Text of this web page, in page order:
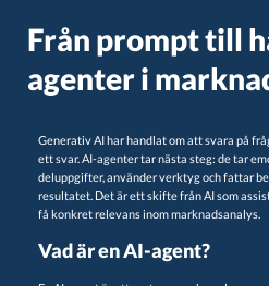
Från prompt till
agenter i
Generativ AI har handlat om att svara på
ett svar. AI-agenter tar nästa steg: de tar
deluppgifter, använder verktyg och fattar
resultatet. Det är ett skifte från AI som
få konkret relevans inom marknadsanalys.
Vad är en AI-agent?